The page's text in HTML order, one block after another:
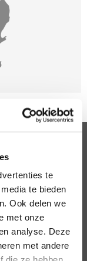
te
te bieden
Ook delen we
met onze
analyse. Deze
met andere